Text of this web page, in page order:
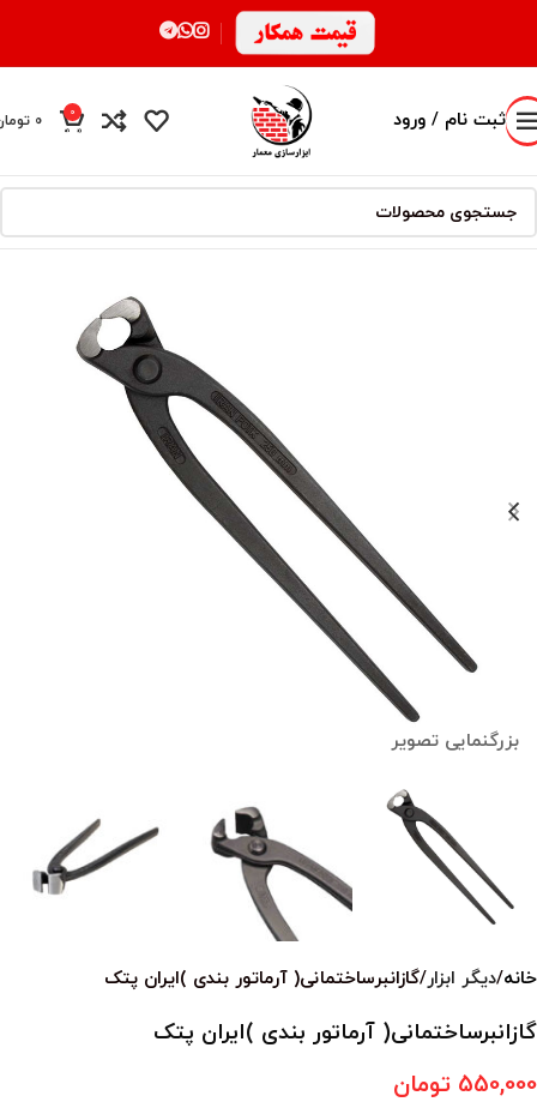
ثبت نام / ورود
0
محصول
0
بزرگنمایی تصویر
خانه دیگر ابزار گازانبرساختمانی( آرماتور بندی )ایران پتک
گازانبرساختمانی( آرماتور بندی )ایران پتک
550,000 تومان